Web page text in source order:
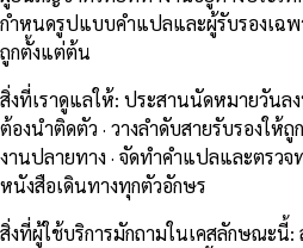
กำหนดรูปแบบคำแปลและผู้รับรองเฉพ
ถูกตั้งแต่ต้น
สิ่งที่เราดูแลให้: ประสานนัดหมายวันล
ต้องนำติดตัว · วางลำดับสายรับรองให้
งานปลายทาง · จัดทำคำแปลและตรวจ
หนังสือเดินทางทุกตัวอักษร
สิ่งที่ผู้ใช้บริการมักถามในเคสลักษณะนี้: